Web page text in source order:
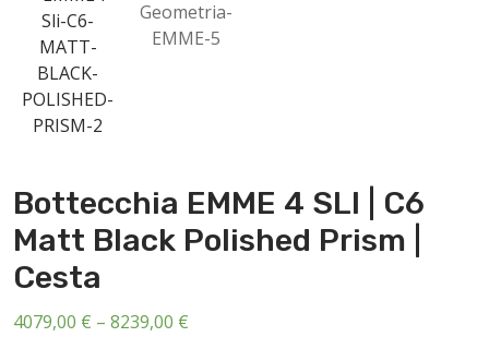
ZNAČKY
BAZÁR
BLOG
KONTAKT
SALE
Bottecchia EMME 4 SLI | C6
Matt Black Polished Prism |
Cesta
4079,00 € – 8239,00 €